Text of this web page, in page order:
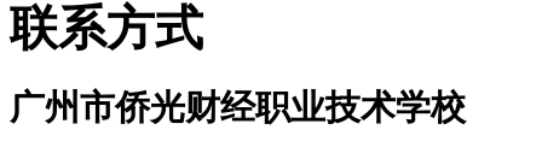
联系方式
广州市侨光财经职业技术学校